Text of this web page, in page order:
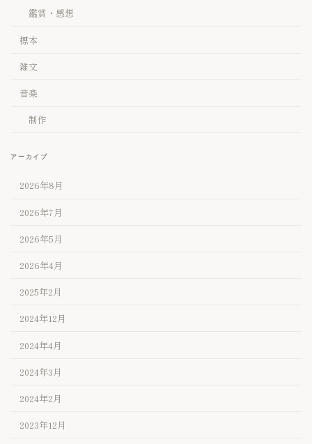
鑑賞・感想
標本
雑文
音楽
制作
アーカイブ
2026年8月
2026年7月
2026年5月
2026年4月
2025年2月
2024年12月
2024年4月
2024年3月
2024年2月
2023年12月